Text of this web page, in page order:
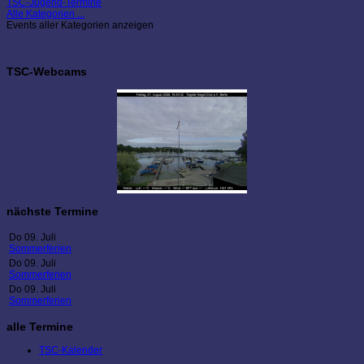
TSC-Jugend-Termine
Alle Kategorien ...
Events aller Kategorien anzeigen
TSC-Webcams
nächste Termine
Do 09. Juli
Sommerferien
Do 09. Juli
Sommerferien
Do 09. Juli
Sommerferien
alle Termine
TSC-Kalender